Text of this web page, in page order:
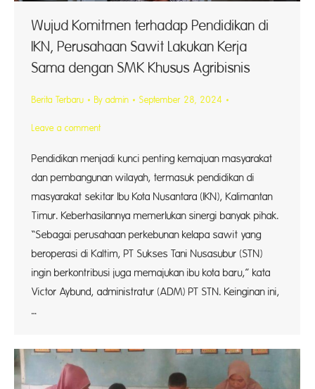
Wujud Komitmen terhadap Pendidikan di
IKN, Perusahaan Sawit Lakukan Kerja
Sama dengan SMK Khusus Agribisnis
Berita Terbaru By admin September 28, 2024
Leave a comment
Pendidikan menjadi kunci penting kemajuan masyarakat
dan pembangunan wilayah, termasuk pendidikan di
masyarakat sekitar Ibu Kota Nusantara (IKN), Kalimantan
Timur. Keberhasilannya memerlukan sinergi banyak pihak.
“Sebagai perusahaan perkebunan kelapa sawit yang
beroperasi di Kaltim, PT Sukses Tani Nusasubur (STN)
ingin berkontribusi juga memajukan ibu kota baru,” kata
Victor Aybund, administratur (ADM) PT STN. Keinginan ini,
…